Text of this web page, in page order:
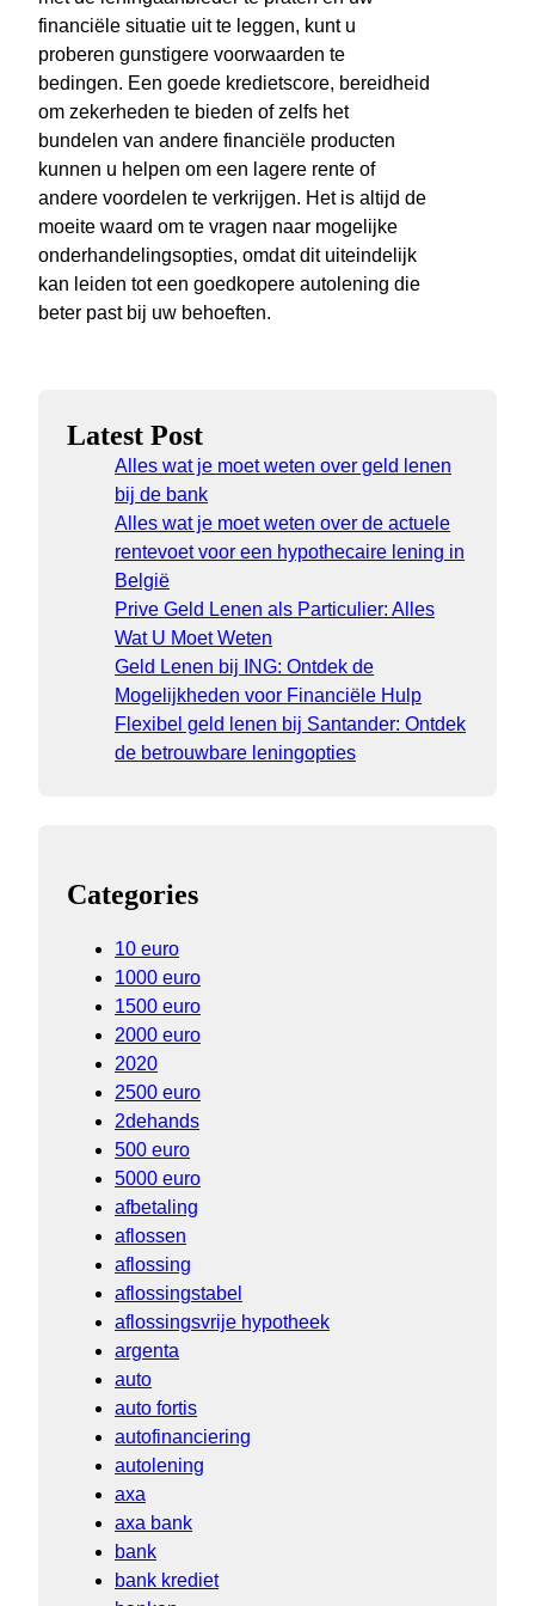
financiële situatie uit te leggen, kunt u
proberen gunstigere voorwaarden te
bedingen. Een goede kredietscore, bereidheid
om zekerheden te bieden of zelfs het
bundelen van andere financiële producten
kunnen u helpen om een lagere rente of
andere voordelen te verkrijgen. Het is altijd de
moeite waard om te vragen naar mogelijke
onderhandelingsopties, omdat dit uiteindelijk
kan leiden tot een goedkopere autolening die
beter past bij uw behoeften.
Latest Post
Alles wat je moet weten over geld lenen
bij de bank
Alles wat je moet weten over de actuele
rentevoet voor een hypothecaire lening in
België
Prive Geld Lenen als Particulier: Alles
Wat U Moet Weten
Geld Lenen bij ING: Ontdek de
Mogelijkheden voor Financiële Hulp
Flexibel geld lenen bij Santander: Ontdek
de betrouwbare leningopties
Categories
10 euro
1000 euro
1500 euro
2000 euro
2020
2500 euro
2dehands
500 euro
5000 euro
afbetaling
aflossen
aflossing
aflossingstabel
aflossingsvrije hypotheek
argenta
auto
auto fortis
autofinanciering
autolening
axa
axa bank
bank
bank krediet